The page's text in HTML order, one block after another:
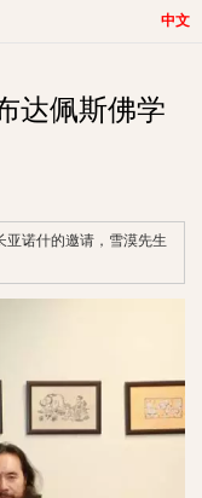
中文
达佩斯佛学
诺什的邀请，雪漠先生